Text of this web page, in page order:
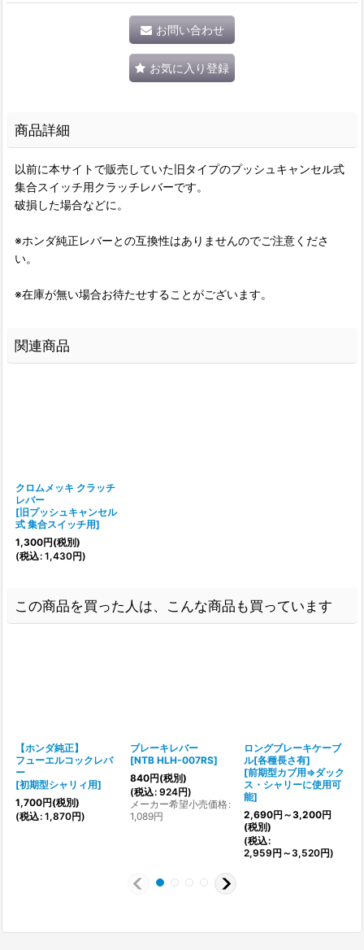
お問い合わせ
お気に入り登録
商品詳細
以前に本サイトで販売していた旧タイプのプッシュキャンセル式
集合スイッチ用クラッチレバーです。
破損した場合などに。
※ホンダ純正レバーとの互換性はありませんのでご注意くださ
い。
※在庫が無い場合お待たせすることがございます。
関連商品
クロムメッキ クラッチ
レバー
[ 旧プッシュキャンセル
式 集合スイッチ用]
1,300円(税別)
(税込: 1,430円)
この商品を買った人は、こんな商品も買っています
【ホンダ純正】
フューエルコックレバ
ー
[初期型シャリィ用]
1,700円(税別)
(税込: 1,870円)
ブレーキレバー
[NTB HLH-007RS]
840円(税別)
(税込: 924円)
メーカー希望小売価格:
1,089円
ロングブレーキケーブ
ル[各種長さ有]
[前期型カブ用⇒ダック
ス・シャリーに使用可
能]
2,690円 ～3,200円
(税別)
(税込:
2,959円 ～3,520円)